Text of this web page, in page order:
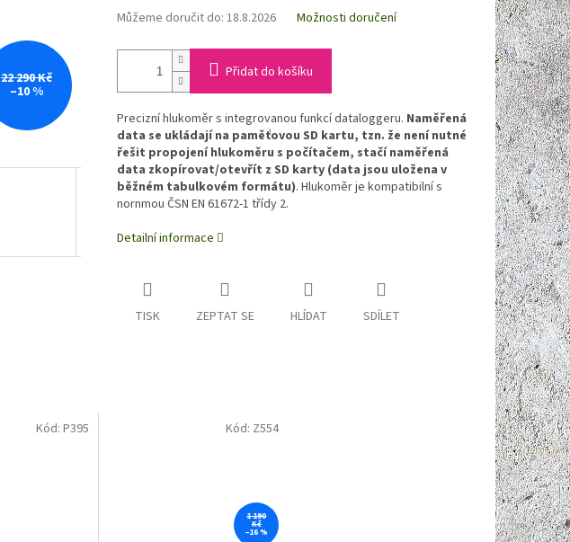
22 290 Kč
–10 %
Můžeme doručit do: 18.8.2026 Možnosti doručení
Přidat do košíku
Precizní hlukoměr s integrovanou funkcí dataloggeru. Naměřená
data se ukládají na paměťovou SD kartu, tzn. že není nutné
řešit propojení hlukoměru s počítačem, stačí naměřená
data zkopírovat/otevřít z SD karty (data jsou uložena v
běžném tabulkovém formátu). Hlukoměr je kompatibilní s
nornmou ČSN EN 61672-1 třídy 2.
Detailní informace
TISK ZEPTAT SE HLÍDAT SDÍLET
Kód: P395
1 190
Kč
–16 %
Kód: Z554